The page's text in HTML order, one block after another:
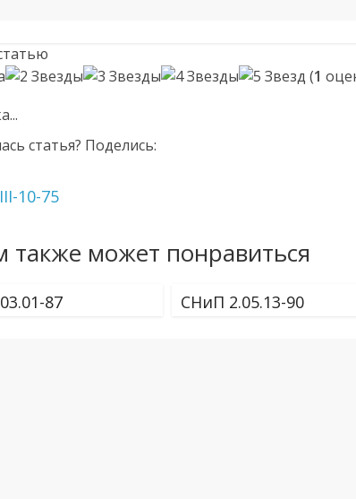
(1
статья? Поделись:
10-75
также может понравиться
87 СНиП 2.05.13-90